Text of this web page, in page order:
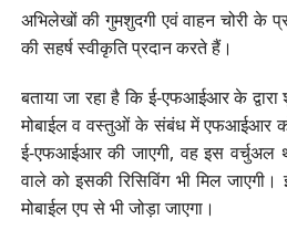
अभिलेखों की गुमशुदगी एवं वाहन चोरी के
की सहर्ष स्वीकृति प्रदान करते हैं।
बताया जा रहा है कि ई-एफआईआर के
मोबाईल व वस्तुओं के संबंध में एफआईआर को
ई-एफआईआर की जाएगी, वह इस वर्चुअल
वाले को इसकी रिसिविंग भी मिल
मोबाईल एप से भी जोड़ा जाएगा।